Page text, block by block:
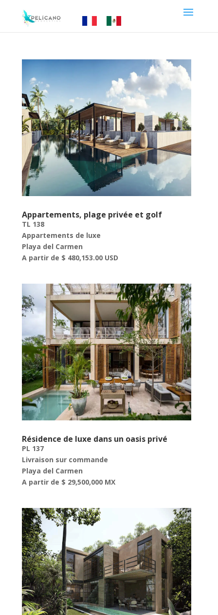
Appartements, plage privée et golf
TL 138
Appartements de luxe
Playa del Carmen
A partir de $ 480,153.00 USD
Résidence de luxe dans un oasis privé
PL 137
Livraison sur commande
Playa del Carmen
A partir de $ 29,500,000 MX